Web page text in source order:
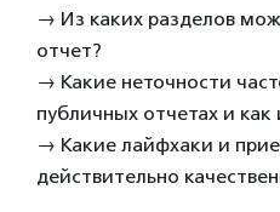
→ Из каких разделов
отчет?
→ Какие неточности
публичных отчетах и как
→ Какие лайфхаки и
действительно